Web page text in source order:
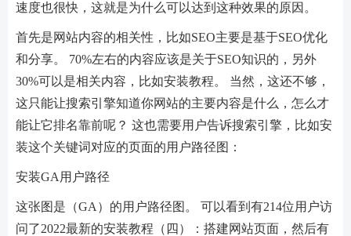
速度也很快，这就是为什么可以达到这种效果的原因。
首先是网站内容的相关性，比如SEO主要是基于SEO优化
和分享。 70%左右的内容应该是关于SEO知识的，另外
30%可以是相关内容，比如安装教程。 当然，这还不够，
这只能让搜索引擎知道你网站的主要内容是什么，怎么才
能让它排名靠前呢？ 这也需要用户告诉搜索引擎，比如安
装这个关键词对应的页面的用户路径图：
安装GA用户路径
这张图是（GA）的用户路径图。 可以看到有214位用户访
问了2022最新的安装教程（四）：搭建网站页面，然后有